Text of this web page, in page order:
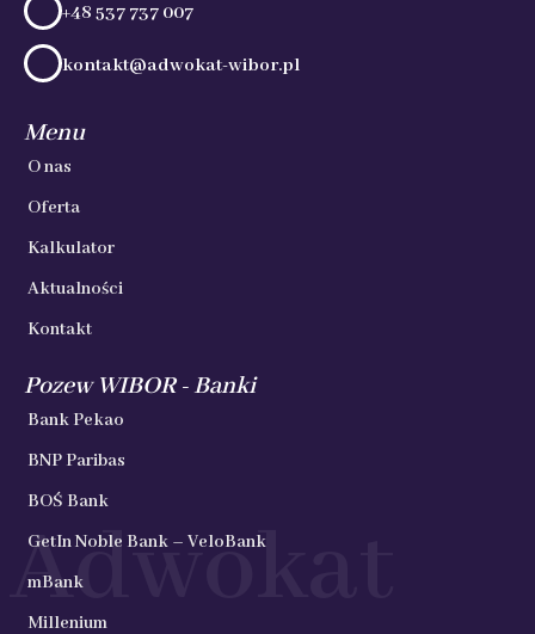
+48 537 737 007
kontakt@adwokat-wibor.pl
Menu
O nas
Oferta
Kalkulator
Aktualności
Kontakt
Pozew WIBOR - Banki
Bank Pekao
BNP Paribas
BOŚ Bank
GetIn Noble Bank – VeloBank
mBank
Millenium
Adwokat